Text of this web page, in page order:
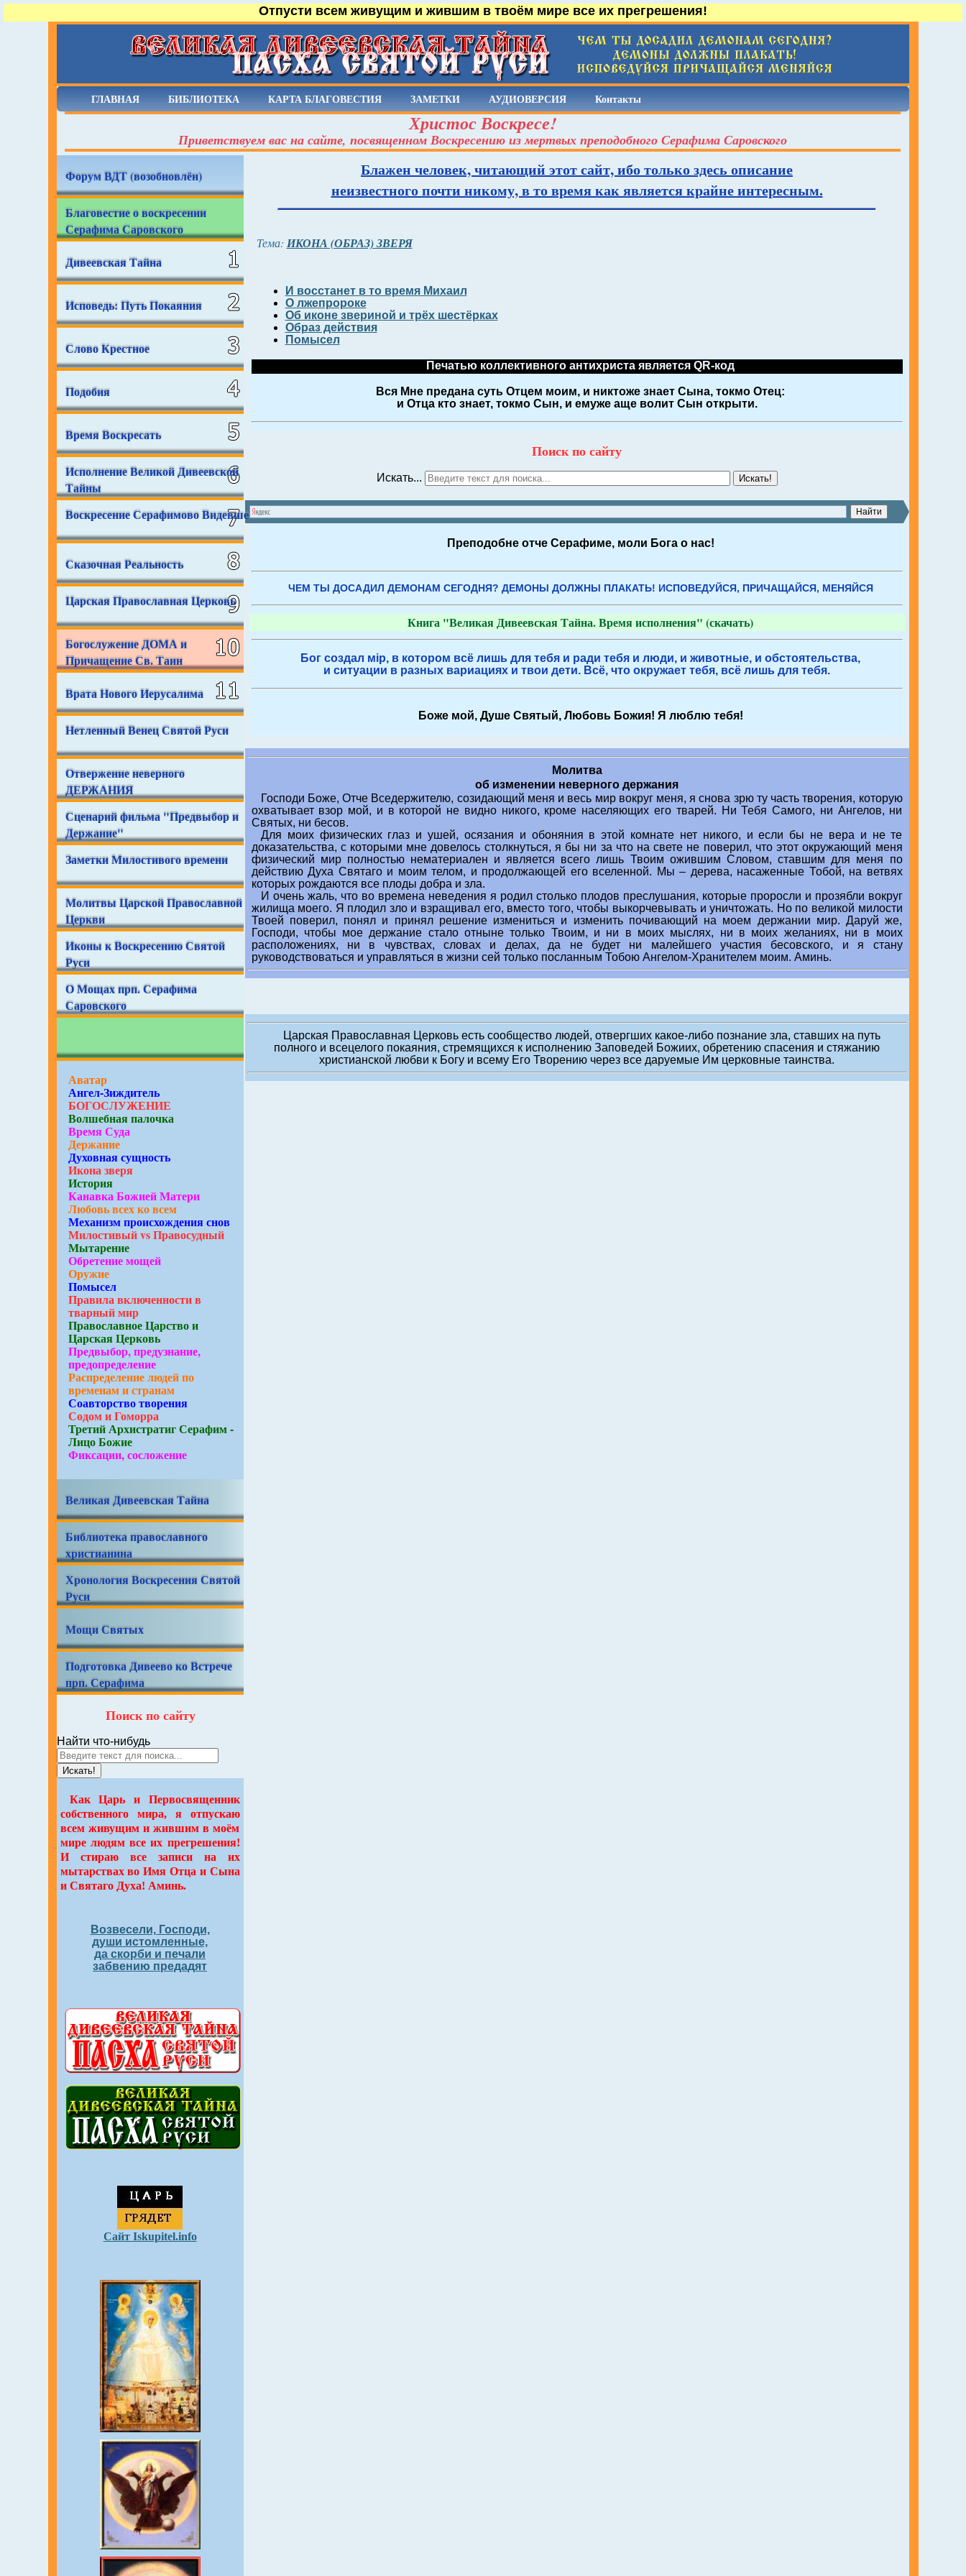
Отпусти всем живущим и жившим в твоём мире все их прегрешения!
ГЛАВНАЯ БИБЛИОТЕКА КАРТА БЛАГОВЕСТИЯ ЗАМЕТКИ АУДИОВЕРСИЯ Контакты
Христос Воскресе!
Приветствуем вас на сайте, посвященном Воскресению из мертвых преподобного Серафима Саровского
Форум ВДТ (возобновлён)
Благовестие о воскресении
Серафима Саровского
Дивеевская Тайна
Исповедь: Путь Покаяния
Слово Крестное
Подобия
Время Воскресать
Исполнение Великой Дивеевской
Тайны
Воскресение Серафимово Видевше
Сказочная Реальность
Царская Православная Церковь
Богослужение ДОМА и
Причащение Св. Таин
Врата Нового Иерусалима
Нетленный Венец Святой Руси
Отвержение неверного
ДЕРЖАНИЯ
Сценарий фильма "Предвыбор и
Держание"
Заметки Милостивого времени
Молитвы Царской Православной
Церкви
Иконы к Воскресению Святой
Руси
О Мощах прп. Серафима
Саровского
Аватар
Ангел-Зиждитель
БОГОСЛУЖЕНИЕ
Волшебная палочка
Время Суда
Держание
Духовная сущность
Икона зверя
История
Канавка Божией Матери
Любовь всех ко всем
Механизм происхождения снов
Милостивый vs Правосудный
Мытарение
Обретение мощей
Оружие
Помысел
Правила включенности в
тварный мир
Православное Царство и
Царская Церковь
Предвыбор, предузнание,
предопределение
Распределение людей по
временам и странам
Соавторство творения
Содом и Гоморра
Третий Архистратиг Серафим -
Лицо Божие
Фиксации, сосложение
Великая Дивеевская Тайна
Библиотека православного
христианина
Хронология Воскресения Святой
Руси
Мощи Святых
Подготовка Дивеево ко Встрече
прп. Серафима
Поиск по сайту
Найти что-нибудь
Искать!
Как Царь и Первосвященник
собственного мира, я отпускаю
всем живущим и жившим в моём
мире людям все их прегрешения!
И стираю все записи на их
мытарствах во Имя Отца и Сына
и Святаго Духа! Аминь.
Возвесели, Господи,
души истомленные,
да скорби и печали
забвению предадят
Сайт Iskupitel.info
Блажен человек, читающий этот сайт, ибо только здесь описание
неизвестного почти никому, в то время как является крайне интересным.
Тема: ИКОНА (ОБРАЗ) ЗВЕРЯ
И восстанет в то время Михаил
О лжепророке
Об иконе звериной и трёх шестёрках
Образ действия
Помысел
Печатью коллективного антихриста является QR-код
Вся Мне предана суть Отцем моим, и никтоже знает Сына, токмо Отец:
и Отца кто знает, токмо Сын, и емуже аще волит Сын открыти.
Поиск по сайту
Искать... Искать!
Преподобне отче Серафиме, моли Бога о нас!
ЧЕМ ТЫ ДОСАДИЛ ДЕМОНАМ СЕГОДНЯ? ДЕМОНЫ ДОЛЖНЫ ПЛАКАТЬ! ИСПОВЕДУЙСЯ, ПРИЧАЩАЙСЯ, МЕНЯЙСЯ
Книга "Великая Дивеевская Тайна. Время исполнения" (скачать)
Бог создал мiр, в котором всё лишь для тебя и ради тебя и люди, и животные, и обстоятельства,
и ситуации в разных вариациях и твои дети. Всё, что окружает тебя, всё лишь для тебя.
Боже мой, Душе Святый, Любовь Божия! Я люблю тебя!
Молитва
об изменении неверного держания
Господи Боже, Отче Вседержителю, созидающий меня и весь мир вокруг меня, я снова зрю ту часть творения, которую
охватывает взор мой, и в которой не видно никого, кроме населяющих его тварей. Ни Тебя Самого, ни Ангелов, ни
Святых, ни бесов.
Для моих физических глаз и ушей, осязания и обоняния в этой комнате нет никого, и если бы не вера и не те
доказательства, с которыми мне довелось столкнуться, я бы ни за что на свете не поверил, что этот окружающий меня
физический мир полностью нематериален и является всего лишь Твоим ожившим Словом, ставшим для меня по
действию Духа Святаго и моим телом, и продолжающей его вселенной. Мы – дерева, насаженные Тобой, на ветвях
которых рождаются все плоды добра и зла.
И очень жаль, что во времена неведения я родил столько плодов преслушания, которые проросли и прозябли вокруг
жилища моего. Я плодил зло и взращивал его, вместо того, чтобы выкорчевывать и уничтожать. Но по великой милости
Твоей поверил, понял и принял решение измениться и изменить почивающий на моем держании мир. Даруй же,
Господи, чтобы мое держание стало отныне только Твоим, и ни в моих мыслях, ни в моих желаниях, ни в моих
расположениях, ни в чувствах, словах и делах, да не будет ни малейшего участия бесовского, и я стану
руководствоваться и управляться в жизни сей только посланным Тобою Ангелом-Хранителем моим. Аминь.
Царская Православная Церковь есть сообщество людей, отвергших какое-либо познание зла, ставших на путь
полного и всецелого покаяния, стремящихся к исполнению Заповедей Божиих, обретению спасения и стяжанию
христианской любви к Богу и всему Его Творению через все даруемые Им церковные таинства.